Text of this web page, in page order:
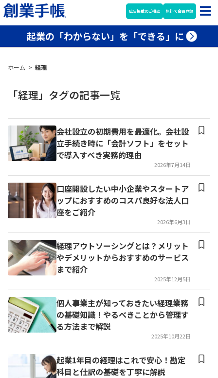
広告掲載のご相談 無料で会員登録
起業の「わからない」を「できる」に
ホーム > 経理
「経理」タグの記事一覧
会社設立の初期費用を最適化。会社設
立手続き時に「会計ソフト」をセット
で導入すべき実務的理由
2026年7月14日
口座開設したい中小企業やスタートア
ップにおすすめのコスパ良好な法人口
座をご紹介
2026年6月3日
経理アウトソーシングとは？メリット
やデメリットからおすすめのサービス
まで紹介
2025年12月5日
個人事業主が知っておきたい経理業務
の基礎知識！やるべきことから管理す
る方法まで解説
2025年10月22日
起業1年目の経理はこれで安心！勘定
科目と仕訳の基礎を丁寧に解説